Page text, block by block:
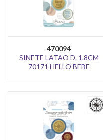
470094
SINETE LATAO D. 1.8CM
70171 HELLO BEBE